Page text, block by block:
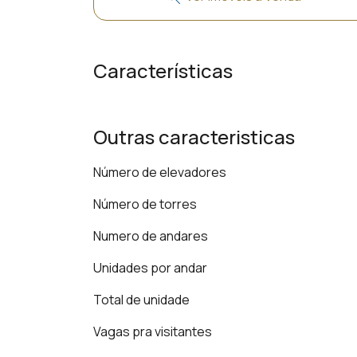
Características
Outras caracteristicas
Número de elevadores
Número de torres
Numero de andares
Unidades por andar
Total de unidade
Vagas pra visitantes